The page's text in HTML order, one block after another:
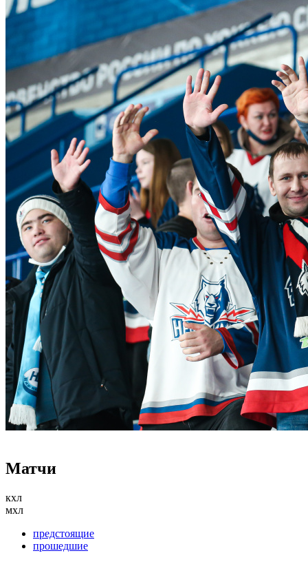
Матчи
кхл
мхл
предстоящие
прошедшие